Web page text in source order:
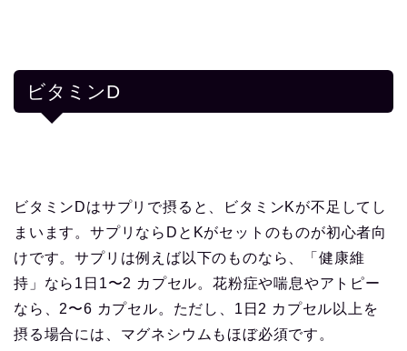
ビタミンD
ビタミンDはサプリで摂ると、ビタミンKが不足してし
まいます。サプリならDとKがセットのものが初心者向
けです。サプリは例えば以下のものなら、「健康維
持」なら1日1〜2 カプセル。花粉症や喘息やアトピー
なら、2〜6 カプセル。ただし、1日2 カプセル以上を
摂る場合には、マグネシウムもほぼ必須です。